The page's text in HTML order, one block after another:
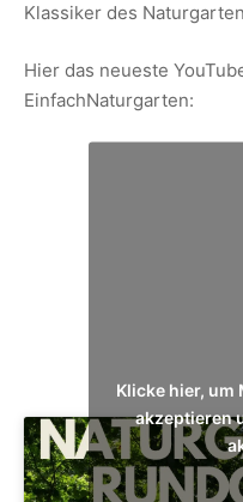
Klassiker des
Hier das neueste
EinfachNaturgarten:
Klicke hier,
akzeptieren